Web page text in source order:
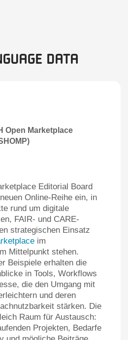
data
Open Marketplace
Editorial Board
Online-Reihe ein, in
rund um digitale
FAIR- und CARE-
strategischen Einsatz
im
Mittelpunkt stehen.
Beispiele erhalten die
in Tools, Workflows
die den Umgang mit
und deren
stärken. Die
Raum für Austausch:
Projekten, Bedarfe